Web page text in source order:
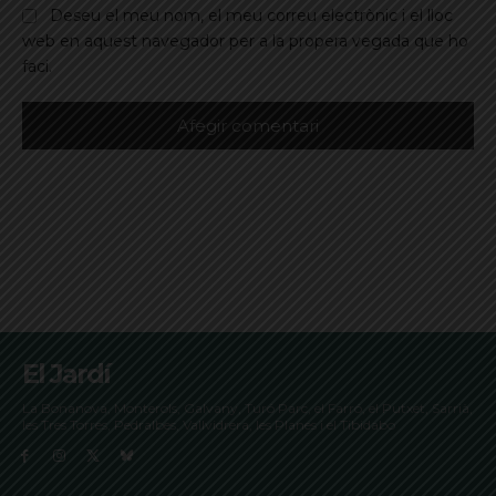
Deseu el meu nom, el meu correu electrònic i el lloc
web en aquest navegador per a la propera vegada que ho
faci.
El Jardí
La Bonanova, Monterols, Galvany, Turó Parc, el Farró, el Putxet, Sarrià,
les Tres Torres, Pedralbes, Vallvidrera, les Planes i el Tibidabo